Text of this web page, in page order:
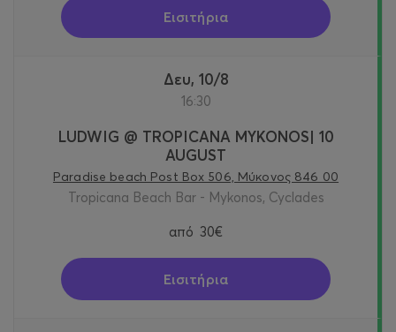
Εισιτήρια
Δευ, 10/8
16:30
LUDWIG @ TROPICANA MYKONOS| 10
AUGUST
Paradise beach Post Box 506, Μύκονος 846 00
Tropicana Beach Bar - Mykonos, Cyclades
από 30€
Εισιτήρια